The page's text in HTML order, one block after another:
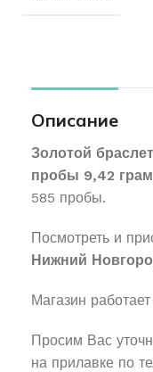
Описание
Золотой
пробы 9,42
585 пробы.
Посмотреть и
Нижний
Магазин
Просим Вас
на прилавке по